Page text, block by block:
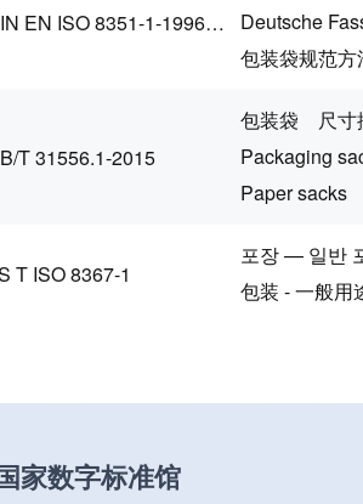
DIN EN ISO 8351-1-1996-10
Deutsche
包装袋规范
T 31556.1-2015
包装袋 尺寸
Packaging
Paper sacks
T ISO 8367-1
포장 — 일반
包装 - 一般用
家数字标准馆